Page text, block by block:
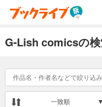
G-Lish comicsの
一致順